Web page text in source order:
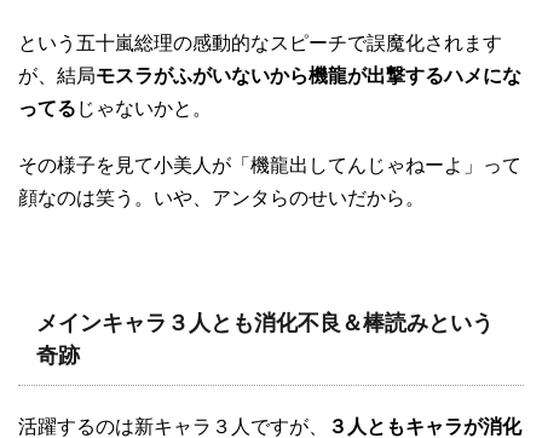
という五十嵐総理の感動的なスピーチで誤魔化されます
が、結局モスラがふがいないから機龍が出撃するハメにな
ってる じゃないかと。
その様子を見て小美人が「機龍出してんじゃねーよ」って
顔なのは笑う。いや、アンタらのせいだから。
メインキャラ３人とも消化不良＆棒読みという
奇跡
活躍するのは新キャラ３人ですが、
３人ともキャラが消化